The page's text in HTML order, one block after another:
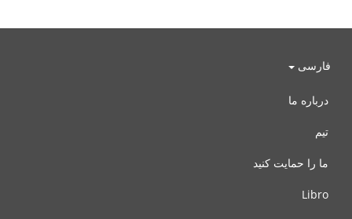
فارسی
درباره ما
تیم
ما را حمایت کنید
Libro